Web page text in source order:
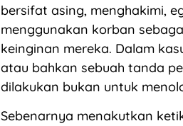
bersifat asing, menghakimi,
menggunakan korban
keinginan mereka. Dalam
atau bahkan sebuah tanda
dilakukan bukan untuk
Sebenarnya menakutkan